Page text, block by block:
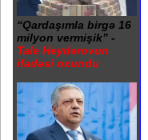
“Qardaşımla birgə 16
milyon vermişik” -
Tale Heydərovun
ifadəsi oxundu